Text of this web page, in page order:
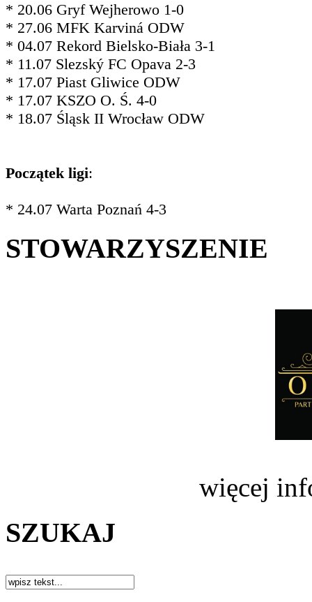
* 20.06 Gryf Wejherowo 1-0
* 27.06 MFK Karviná ODW
* 04.07 Rekord Bielsko-Biała 3-1
* 11.07 Slezský FC Opava 2-3
* 17.07 Piast Gliwice ODW
* 17.07 KSZO O. Ś. 4-0
* 18.07 Śląsk II Wrocław ODW
Początek ligi:
* 24.07 Warta Poznań 4-3
STOWARZYSZENIE
więcej
SZUKAJ